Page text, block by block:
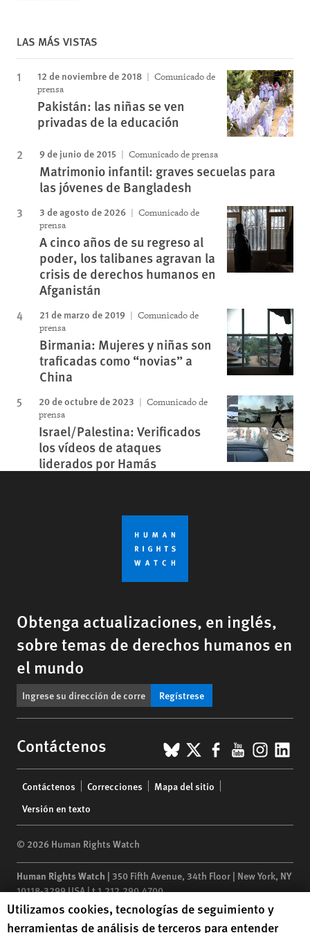
LAS MÁS VISTAS
12 de noviembre de 2018
Comunicado de
prensa
Pakistán: las niñas se ven
privadas de la educación
9 de junio de 2015 Comunicado de prensa
Matrimonio infantil: graves secuelas para
las jóvenes de Bangladesh
3 de agosto de 2026
Comunicado de
prensa
A cinco años de su regreso al
poder, los talibanes agravan la
crisis de derechos humanos en
Afganistán
21 de marzo de 2019
Comunicado de
prensa
Birmania: Mujeres y niñas son
traficadas como “novias” a
China
20 de octubre de 2023
Comunicado de
prensa
Israel/Palestina: Verificados
los vídeos de ataques
liderados por Hamás
Obtenga actualizaciones, en inglés,
sobre temas de derechos humanos en
el mundo
Regístrese
Contáctenos BlueSky
X Facebook
YouTube
menu
Contáctenos Correcciones
Mapa del sitio
Versión en texto
© 2026 Human Rights Watch
Human Rights Watch | 350 Fifth Avenue, 34th Floor | New York, NY
10118-3299USA|t1.212.290.4700
Human Rights Watchis a 501(C)(3) nonprofit registered in the US
under EIN: 13-2875808
Human Rights Watch cookie preferences
Utilizamos cookies, tecnologías de seguimiento y
herramientas de análisis de terceros para entender